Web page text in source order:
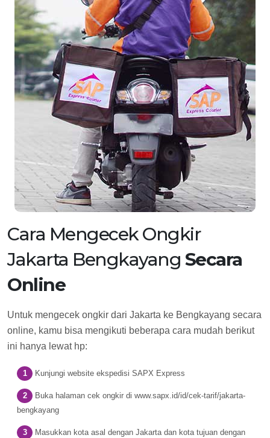
Cara Mengecek Ongkir
Jakarta Bengkayang Secara
Online
Untuk mengecek ongkir dari Jakarta ke Bengkayang secara
online, kamu bisa mengikuti beberapa cara mudah berikut
ini hanya lewat hp:
Kunjungi website ekspedisi SAPX Express
Buka halaman cek ongkir di www.sapx.id/id/cek-tarif/jakarta-
bengkayang
Masukkan kota asal dengan Jakarta dan kota tujuan dengan